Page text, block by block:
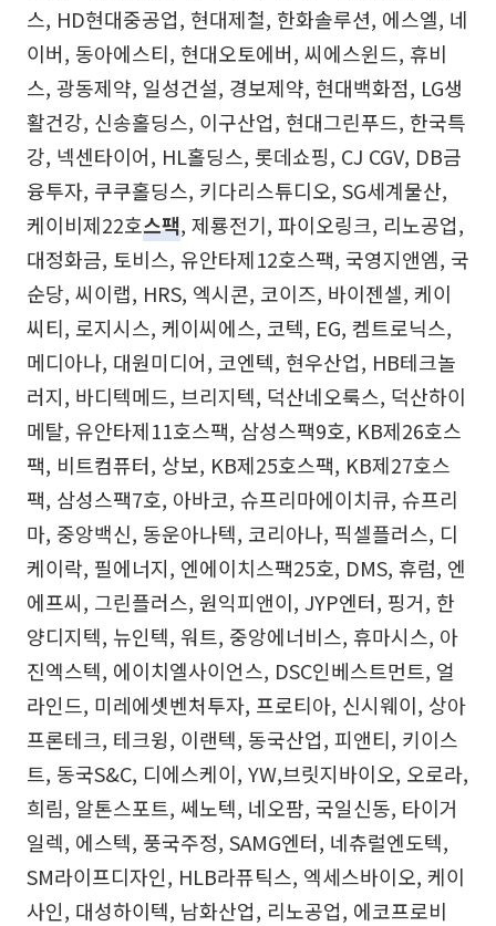
스, HD현대중공업, 현대제철, 한화솔루션, 에스엘, 네
이버, 동아에스티, 현대오토에버, 씨에스윈드, 휴비
스, 광동제약, 일성건설, 경보제약, 현대백화점, LG생
활건강, 신송홀딩스, 이구산업, 현대그린푸드, 한국특
강, 넥센타이어, HL홀딩스, 롯데쇼핑, CJ CGV, DB금
융투자, 쿠쿠홀딩스, 키다리스튜디오, SG세계물산,
케이비제22호스팩, 제룡전기, 파이오링크, 리노공업,
대정화금, 토비스, 유안타제12호스팩, 국영지앤엠, 국
순당, 씨이랩, HRS, 엑시콘, 코이즈, 바이젠셀, 케이
씨티, 로지시스, 케이씨에스, 코텍, EG, 켐트로닉스,
메디아나, 대원미디어, 코엔텍, 현우산업, HB테크놀
러지, 바디텍메드, 브리지텍, 덕산네오룩스, 덕산하이
메탈, 유안타제11호스팩, 삼성스팩9호, KB제26호스
팩, 비트컴퓨터, 상보, KB제25호스팩, KB제27호스
팩, 삼성스팩7호, 아바코, 슈프리마에이치큐, 슈프리
마, 중앙백신, 동운아나텍, 코리아나, 픽셀플러스, 디
케이락, 필에너지, 엔에이치스팩25호, DMS, 휴럼, 엔
에프씨, 그린플러스, 원익피앤이, JYP엔터, 핑거, 한
양디지텍, 뉴인텍, 워트, 중앙에너비스, 휴마시스, 아
진엑스텍, 에이치엘사이언스, DSC인베스트먼트, 얼
라인드, 미레에셋벤처투자, 프로티아, 신시웨이, 상아
프론테크, 테크윙, 이랜텍, 동국산업, 피앤티, 키이스
트, 동국S&C, 디에스케이, YW,브릿지바이오, 오로라,
희림, 알톤스포트, 쎄노텍, 네오팜, 국일신동, 타이거
일렉, 에스텍, 풍국주정, SAMG엔터, 네츄럴엔도텍,
SM라이프디자인, HLB라퓨틱스, 엑세스바이오, 케이
사인, 대성하이텍, 남화산업, 리노공업, 에코프로비